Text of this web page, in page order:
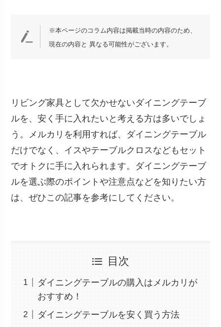
※本ページのコラム内容は掲載当時の内容のため、
現在の内容と 異なる可能性がございます。
リビング家具として欠かせないダイニングテーブ
ルを、安く手に入れたいと考える方は多いでしょ
う。メルカリを利用すれば、ダイニングテーブル
だけでなく、イスやテーブルクロスなどもセット
でオトクに手に入れられます。ダイニングテーブ
ルを選ぶ際のポイントや注意点などを知りたい方
は、ぜひこの記事を参考にしてください。
目次
ダイニングテーブルの購入はメルカリが
おすすめ！
ダイニングテーブルを安く買う方法